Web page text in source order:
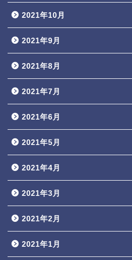
2021年10月
2021年9月
2021年8月
2021年7月
2021年6月
2021年5月
2021年4月
2021年3月
2021年2月
2021年1月